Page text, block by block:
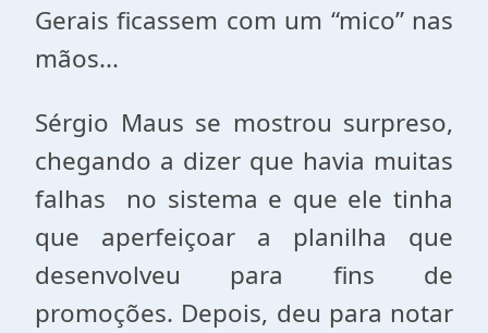
Gerais ficassem com um “mico” nas
mãos...
Sérgio Maus se mostrou surpreso,
chegando a dizer que havia muitas
falhas no sistema e que ele tinha
que aperfeiçoar a planilha que
desenvolveu para fins de
promoções. Depois, deu para notar